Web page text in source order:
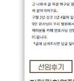
선임후기